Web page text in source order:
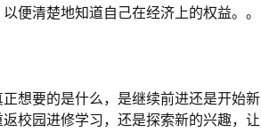
以便清楚地知道自己在经济上的权益。。
想要的是什么，是继续前进还是开始新
校园进修学习，还是探索新的兴趣，让